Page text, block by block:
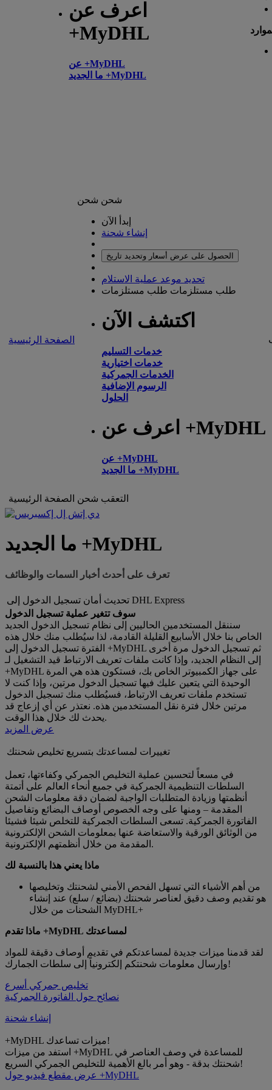
اعرف عن
+MyDHL
عن +MyDHL
ما الجديد +MyDHL
الصفحة الرئيسية
شحن شحن
إبدأ الآن
إنشاء شحنة
الحصول على عرض أسعار وتحديد تاريخ
تحديد موعد عملية الاستلام
طلب مستلزمات طلب مستلزمات
اكتشف الآن
خدمات التسليم
خدمات اختيارية
الخدمات الجمركية
الرسوم الإضافية
الحلول
اعرف عن +MyDHL
عن +MyDHL
ما الجديد +MyDHL
الصفحة الرئيسية شحن التعقب
ما الجديد +MyDHL
تعرف على أحدث أخبار السمات والوظائف
تحديث أمان تسجيل الدخول إلى DHL Express
سوف تتغير عملية تسجيل الدخول
سننقل المستخدمين الحاليين إلى نظام تسجيل الدخول الجديد
الخاص بنا خلال الأسابيع القليلة القادمة، لذا سيُطلب منك خلال هذه
الفترة تسجيل الدخول إلى +MyDHL ثم تسجيل الدخول مرة أخرى
إلى النظام الجديد، وإذا كانت ملفات تعريف الارتباط قيد التشغيل لـ
+MyDHL على جهاز الكمبيوتر الخاص بك، فستكون هذه هي المرة
الوحيدة التي يتعين عليك فيها تسجيل الدخول مرتين، وإذا كنت لا
تستخدم ملفات تعريف الارتباط، فسيُطلب منك تسجيل الدخول
مرتين خلال فترة نقل المستخدمين هذه. نعتذر عن أي إزعاج قد
يحدث لك خلال هذا الوقت.
عرض المزيد
تغييرات لمساعدتك بتسريع تخليص شحنتك
في مسعاً لتحسين عملية التخليص الجمركي وكفاءتها، تعمل
السلطات التنظيمية الجمركية في جميع أنحاء العالم على أتمتة
أنظمتها وزيادة المتطلبات الواجبة لضمان دقة معلومات الشحن
المقدمة – ومنها على وجه الخصوص أوصاف البضائع وتفاصيل
الفاتورة الجمركية. تسعى السلطات الجمركية للتخلص شيئا فشيئا
من الوثائق الورقية والاستعاضة عنها بمعلومات الشحن الإلكترونية
المقدمة من خلال أنظمتهم الإلكترونية.
ماذا يعني هذا بالنسبة لك
من أهم الأشياء التي تسهل الفحص الأمني لشحنتك وتخليصها
هو تقديم وصف دقيق لعناصر شحنتك (بضائع / سلع) عند إنشاء
الشحنات من خلال MyDHL+
ماذا تقدم +MyDHL لمساعدتك
لقد قدمنا ميزات جديدة لمساعدتكم في تقديم أوصاف دقيقة للمواد
وإرسال معلومات شحنتكم إلكترونياً إلى سلطات الجمارك!
تخليص جمركي أسرع
نصائح حول الفاتورة الجمركية
إنشاء شحنة
+MyDHL ميزات تساعدك!
استفد من ميزات +MyDHL للمساعدة في وصف العناصر في
شحنتك بدقة - وهو أمر بالغ الأهمية للتخليص الجمركي السريع!
عرض مقطع فيديو حول +MyDHL